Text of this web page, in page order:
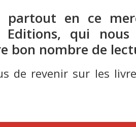
partout en ce
Editions, qui
bon nombre de
de revenir sur les